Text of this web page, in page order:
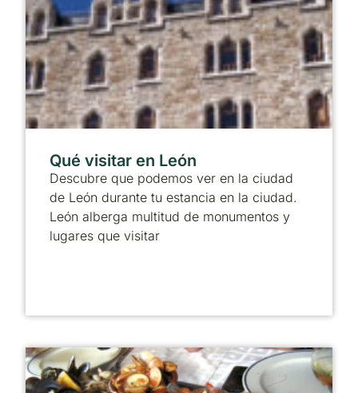
Qué visitar en León
Descubre que podemos ver en la ciudad
de León durante tu estancia en la ciudad.
León alberga multitud de monumentos y
lugares que visitar